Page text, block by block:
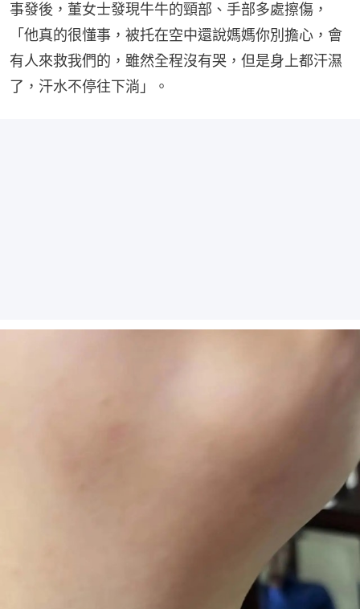
事發後，董女士發現牛牛的頸部、手部多處擦傷，
「他真的很懂事，被托在空中還說媽媽你別擔心，會
有人來救我們的，雖然全程沒有哭，但是身上都汗濕
了，汗水不停往下淌」。